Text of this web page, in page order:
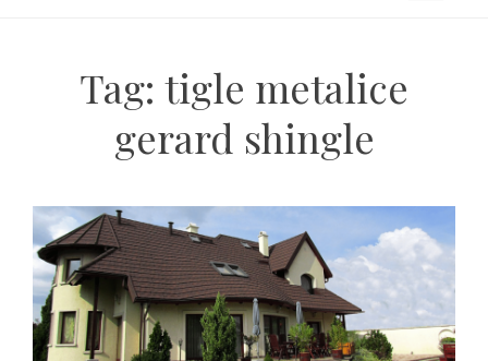
Tag: tigle metalice
gerard shingle